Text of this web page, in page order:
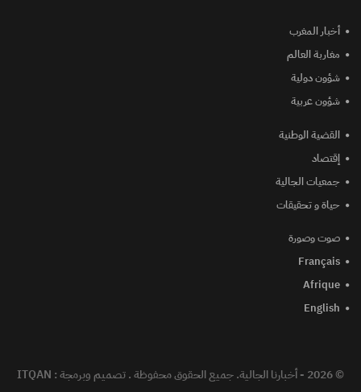
أخبار المغرب
مغاربة العالم
شؤون دولية
شؤون عربية
القضية الوطنية
إقتصاد
جمعيات الجالية
حياة و تحقيقات
صوت وصورة
Français
Afrique
English
© 2026 - أخبارنا الجالية. جميع الحقوق محفوظة . تصميم وبرمجة : ITQAN